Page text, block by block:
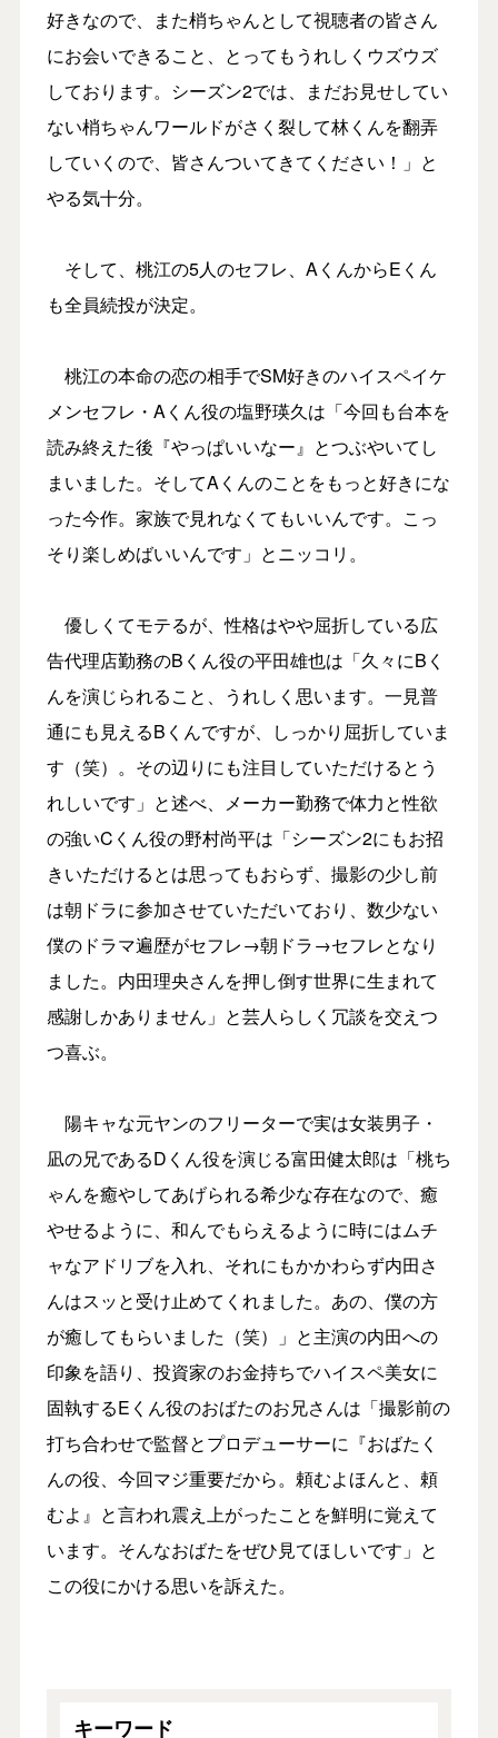
好きなので、また梢ちゃんとして視聴者の皆さん
にお会いできること、とってもうれしくウズウズ
しております。シーズン2では、まだお見せしてい
ない梢ちゃんワールドがさく裂して林くんを翻弄
していくので、皆さんついてきてください！」と
やる気十分。
そして、桃江の5人のセフレ、AくんからEくん
も全員続投が決定。
桃江の本命の恋の相手でSM好きのハイスペイケ
メンセフレ・Aくん役の塩野瑛久は「今回も台本を
読み終えた後『やっぱいいなー』とつぶやいてし
まいました。そしてAくんのことをもっと好きにな
った今作。家族で見れなくてもいいんです。こっ
そり楽しめばいいんです」とニッコリ。
優しくてモテるが、性格はやや屈折している広
告代理店勤務のBくん役の平田雄也は「久々にBく
んを演じられること、うれしく思います。一見普
通にも見えるBくんですが、しっかり屈折していま
す（笑）。その辺りにも注目していただけるとう
れしいです」と述べ、メーカー勤務で体力と性欲
の強いCくん役の野村尚平は「シーズン2にもお招
きいただけるとは思ってもおらず、撮影の少し前
は朝ドラに参加させていただいており、数少ない
僕のドラマ遍歴がセフレ→朝ドラ→セフレとなり
ました。内田理央さんを押し倒す世界に生まれて
感謝しかありません」と芸人らしく冗談を交えつ
つ喜ぶ。
陽キャな元ヤンのフリーターで実は女装男子・
凪の兄であるDくん役を演じる富田健太郎は「桃ち
ゃんを癒やしてあげられる希少な存在なので、癒
やせるように、和んでもらえるように時にはムチ
ャなアドリブを入れ、それにもかかわらず内田さ
んはスッと受け止めてくれました。あの、僕の方
が癒してもらいました（笑）」と主演の内田への
印象を語り、投資家のお金持ちでハイスペ美女に
固執するEくん役のおばたのお兄さんは「撮影前の
打ち合わせで監督とプロデューサーに『おばたく
んの役、今回マジ重要だから。頼むよほんと、頼
むよ』と言われ震え上がったことを鮮明に覚えて
います。そんなおばたをぜひ見てほしいです」と
この役にかける思いを訴えた。
キーワード